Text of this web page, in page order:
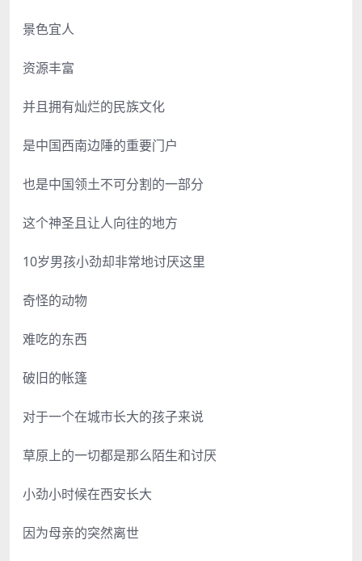
景色宜人
资源丰富
并且拥有灿烂的民族文化
是中国西南边陲的重要门户
也是中国领土不可分割的一部分
这个神圣且让人向往的地方
10岁男孩小劲却非常地讨厌这里
奇怪的动物
难吃的东西
破旧的帐篷
对于一个在城市长大的孩子来说
草原上的一切都是那么陌生和讨厌
小劲小时候在西安长大
因为母亲的突然离世